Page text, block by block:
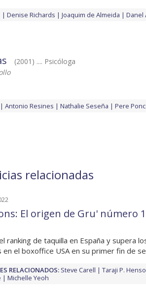
Denise Richards Joaquim de Almeida Danel
(2001) .... Psicóloga
Antonio Resines Nathalie Seseña Pere
relacionadas
El origen de Gru' número
ranking de taquilla en España y supera
en el boxoffice USA en su primer fin de
RELACIONADOS: Steve Carell Taraji P.
Michelle Yeoh